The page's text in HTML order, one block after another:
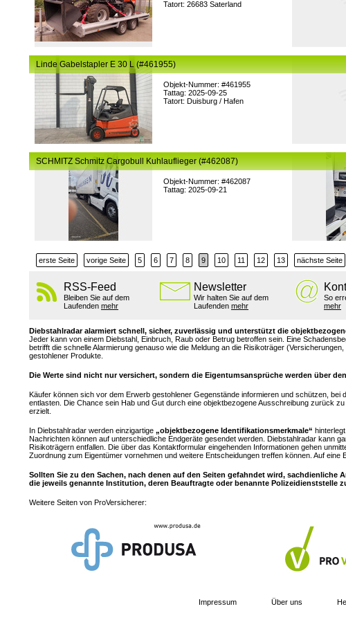
Tatort: 26683 Saterland
Objekt-Nummer: #461955
Tattag: 2025-09-25
Tatort: Duisburg / Hafen
Linde Gabelstapler E 30 L (#461955)
Objekt-Nummer: #462087
Tattag: 2025-09-21
SCHMITZ Schmitz Cargobull Kuhlauflieger (#462087)
erste Seite vorige Seite 5 6 7 8 9 10 11 12 13 nächste Seite
RSS-Feed
Bleiben Sie auf dem
Laufenden mehr
Newsletter
Wir halten Sie auf dem
Laufenden mehr
So
mehr
Diebstahlradar alarmiert schnell, sicher, zuverlässig und unterstützt die
Jeder kann von einem Diebstahl, Einbruch, Raub oder Betrug betroffen sein. Eine
betrifft die schnelle Alarmierung genauso wie die Meldung an die Risikoträger
gestohlener Produkte.
Die Werte sind nicht nur versichert, sondern die Eigentumsansprüche werden über
Käufer können sich vor dem Erwerb gestohlener Gegenstände informieren und schützen,
entlasten. Die Chance sein Hab und Gut durch eine objektbezogene Ausschreibung zurück
erzielt.
In Diebstahlradar werden einzigartige „objektbezogene Identifikationsmerkmale“
Nachrichten können auf unterschiedliche Endgeräte gesendet werden. Diebstahlradar kann
Risikoträgern entfallen. Die über das Kontaktformular eingehenden Informationen gehen
Zuordnung zum Eigentümer vornehmen und weitere Entscheidungen treffen können. Auf
Sollten Sie zu den Sachen, nach denen auf den Seiten gefahndet wird,
die jeweils genannte Institution, deren Beauftragte oder benannte Polizeidienststelle
Weitere Seiten von ProVersicherer:
Impressum Über uns